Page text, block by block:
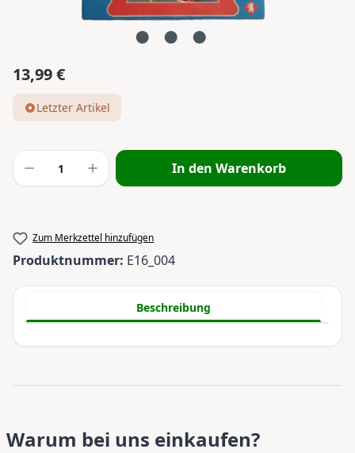
Regulärer Preis:
13,99 €
Letzter Artikel
Produkt Anzahl: Gib den gewünschten
In den Warenkorb
Zum Merkzettel hinzufügen
Produktnummer: E16_004
Beschreibung
Warum bei uns einkaufen?